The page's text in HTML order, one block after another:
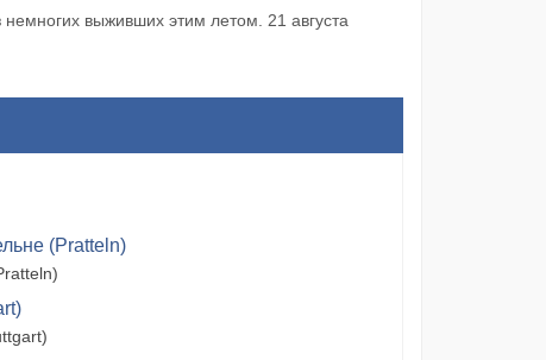
выживших этим летом. 21 августа
(Pratteln)